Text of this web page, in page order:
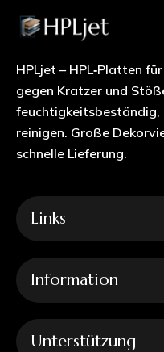
HPLjet – HPL‑Platten
gegen Kratzer und
feuchtigkeitsbeständig,
reinigen. Große
schnelle Lieferung.
Links
Information
Unterstützung